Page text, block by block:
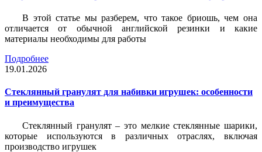
В этой статье мы разберем, что такое бриошь, чем она
отличается от обычной английской резинки и какие
материалы необходимы для работы
Подробнее
19.01.2026
Стеклянный гранулят для набивки игрушек: особенности
и преимущества
Стеклянный гранулят – это мелкие стеклянные шарики,
которые используются в различных отраслях, включая
производство игрушек